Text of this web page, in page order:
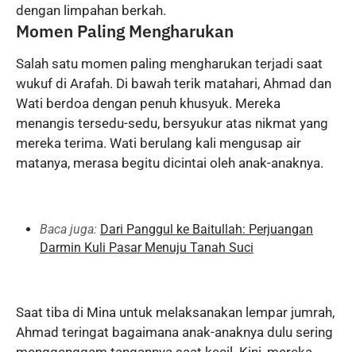
dengan limpahan berkah.
Momen Paling Mengharukan
Salah satu momen paling mengharukan terjadi saat
wukuf di Arafah. Di bawah terik matahari, Ahmad dan
Wati berdoa dengan penuh khusyuk. Mereka
menangis tersedu-sedu, bersyukur atas nikmat yang
mereka terima. Wati berulang kali mengusap air
matanya, merasa begitu dicintai oleh anak-anaknya.
Baca juga: Dari Panggul ke Baitullah: Perjuangan
Darmin Kuli Pasar Menuju Tanah Suci
Saat tiba di Mina untuk melaksanakan lempar jumrah,
Ahmad teringat bagaimana anak-anaknya dulu sering